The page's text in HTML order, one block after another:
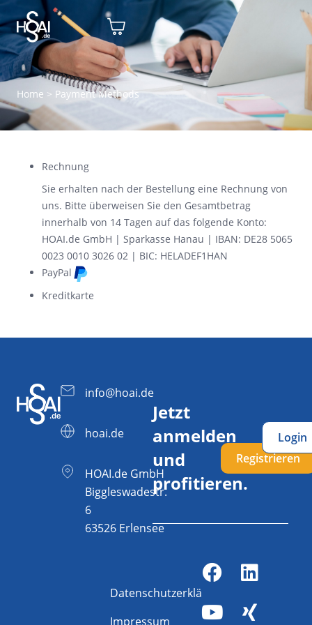
Home > Payment Methods
Rechnung
Sie erhalten nach der Bestellung eine Rechnung von
uns. Bitte überweisen Sie den Gesamtbetrag
innerhalb von 14 Tagen auf das folgende Konto:
HOAI.de GmbH | Sparkasse Hanau | IBAN: DE28 5065
0023 0010 3026 02 | BIC: HELADEF1HAN
PayPal
Kreditkarte
info@hoai.de
hoai.de
HOAI.de GmbH
Biggleswadestr.
6
63526 Erlensee
Jetzt
anmelden
und
profitieren.
Registrieren
Login
Datenschutzerklärung
Impressum